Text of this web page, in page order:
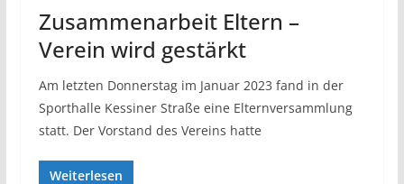
Zusammenarbeit Eltern –
Verein wird gestärkt
Am letzten Donnerstag im Januar 2023 fand in der
Sporthalle Kessiner Straße eine Elternversammlung
statt. Der Vorstand des Vereins hatte
Weiterlesen